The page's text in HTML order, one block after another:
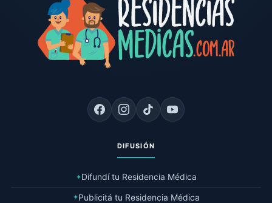
DIFUSIÓN
✦Difundí tu Residencia Médica
✦Publicitá tu Residencia Médica